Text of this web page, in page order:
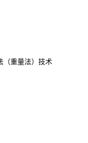
（重量法）技术